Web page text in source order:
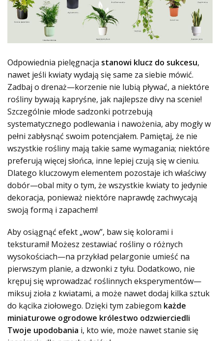
Odpowiednia pielęgnacja stanowi klucz do sukcesu,
nawet jeśli kwiaty wydają się same za siebie mówić.
Zadbaj o drenaż—korzenie nie lubią pływać, a niektóre
rośliny bywają kapryśne, jak najlepsze divy na scenie!
Szczególnie młode sadzonki potrzebują
systematycznego podlewania i nawożenia, aby mogły w
pełni zabłysnąć swoim potencjałem. Pamiętaj, że nie
wszystkie rośliny mają takie same wymagania; niektóre
preferują więcej słońca, inne lepiej czują się w cieniu.
Dlatego kluczowym elementem pozostaje ich właściwy
dobór—obal mity o tym, że wszystkie kwiaty to jedynie
dekoracja, ponieważ niektóre naprawdę zachwycają
swoją formą i zapachem!
Aby osiągnąć efekt „wow”, baw się kolorami i
teksturami! Możesz zestawiać rośliny o różnych
wysokościach—na przykład pelargonie umieść na
pierwszym planie, a dzwonki z tyłu. Dodatkowo, nie
krępuj się wprowadzać roślinnych eksperymentów—
miksuj zioła z kwiatami, a może nawet dodaj kilka sztuk
do kącika ziołowego. Dzięki tym zabiegom każde
miniaturowe ogrodowe królestwo odzwierciedli
Twoje upodobania i, kto wie, może nawet stanie się